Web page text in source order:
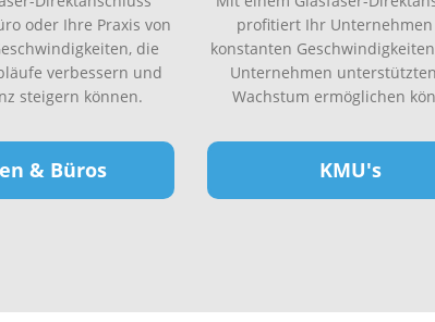
oder Ihre Praxis von
die
verbessern und
steigern können.
& Büros
profitiert Ihr Unternehmen
konstanten
Unternehmen
Wachstum ermöglichen
KMU's